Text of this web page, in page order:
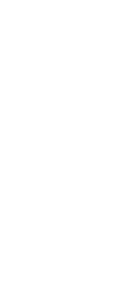
ライブ配信セミナーが
会場参加の方は、ご来
相続対策と介護保
２０２５
会場 ： 狭山市産業
住所 ： 狭山市入間